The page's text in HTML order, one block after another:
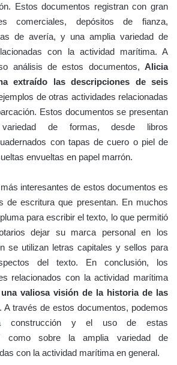
Estos documentos registran con gran
comerciales, depósitos de fianza,
de avería, y una amplia variedad de
con la actividad marítima. A
análisis de estos documentos, Alicia
extraído las descripciones de seis
de otras actividades relacionadas
Estos documentos se presentan
de formas, desde libros
con tapas de cuero o piel de
envueltas en papel marrón.
interesantes de estos documentos es
de escritura que presentan. En muchos
para escribir el texto, lo que permitió
dejar su marca personal en los
se utilizan letras capitales y sellos para
del texto. En conclusión, los
relacionados con la actividad marítima
una valiosa visión de la historia de las
. A través de estos documentos, podemos
construcción y el uso de estas
como sobre la amplia variedad de
con la actividad marítima en general.